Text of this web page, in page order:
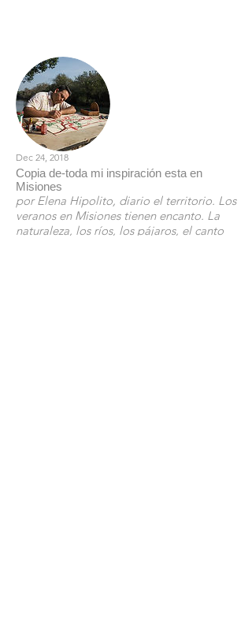
Dec 24, 2018
Copia de-toda mi inspiración esta en
Misiones
por Elena Hipolito, diario el territorio. Los
veranos en Misiones tienen encanto. La
naturaleza, los ríos, los pájaros, el canto